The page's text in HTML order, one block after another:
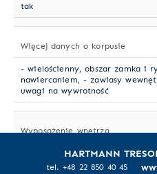
tak
Więcej danych o korpusie
- wielościenny, obszar zamka i
nawiercaniem, - zawiasy
uwagi na wywrotność
Wyposażenie wnętrza
sukno w kolorze zielonym
HARTMANN
tel. +48 22 850 40 45